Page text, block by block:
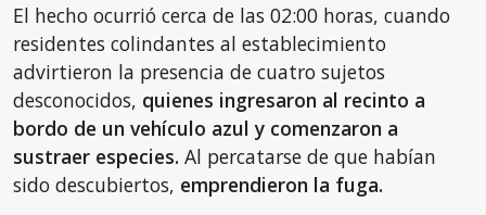
El hecho ocurrió cerca de las 02:00 horas, cuando
residentes colindantes al establecimiento
advirtieron la presencia de cuatro sujetos
desconocidos, quienes ingresaron al recinto a
bordo de un vehículo azul y comenzaron a
sustraer especies. Al percatarse de que habían
sido descubiertos, emprendieron la fuga.